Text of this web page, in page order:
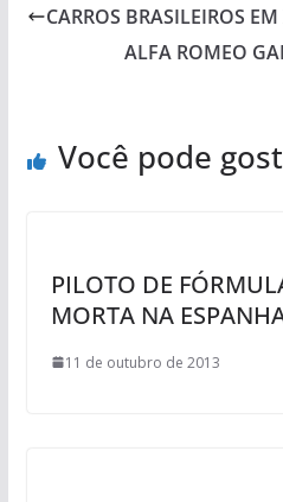
CARROS BRASILEIROS
ALFA ROMEO
Você pode
PILOTO DE
MORTA NA
11 de outubro de 2013